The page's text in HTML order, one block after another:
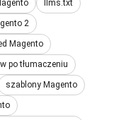
llms.txt
2
Magento
po tłumaczeniu
szablony Magento